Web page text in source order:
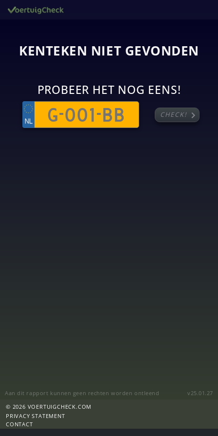
KENTEKEN NIET GEVONDEN
PROBEER HET NOG EENS!
CHECK! chevron_right
Aan dit rapport kunnen geen rechten worden ontleend
v25.01.27
© 2026 VOERTUIGCHECK.COM
PRIVACY STATEMENT
CONTACT